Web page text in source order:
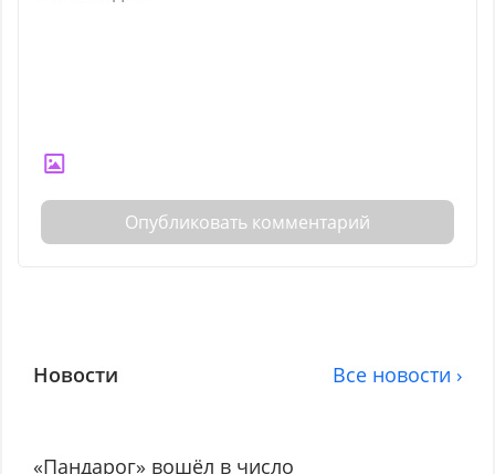
Опубликовать комментарий
Новости Все новости ›
«Пандарог» вошёл в число